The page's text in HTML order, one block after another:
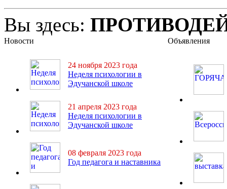
Вы здесь:
Новости
24 ноября 2023 года
Неделя психологии в
Эдучанской школе
21 апреля 2023 года
Неделя психологии в
Эдучанской школе
08 февраля 2023 года
Год педагога и наставника
Объявления